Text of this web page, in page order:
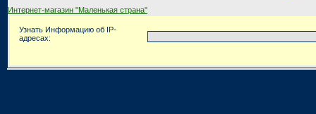
Интернет-магазин "Маленькая страна"
Узнать Информацию об IP-
адресах: